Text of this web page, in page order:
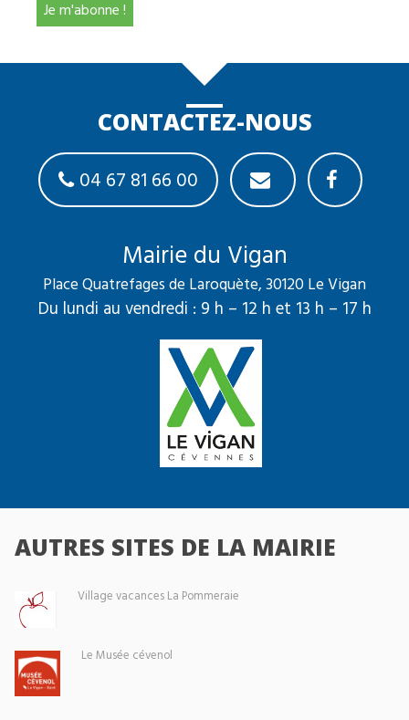
CONTACTEZ-NOUS
04 67 81 66 00
Mairie du Vigan
Place Quatrefages de Laroquète, 30120 Le Vigan
Du lundi au vendredi : 9 h – 12 h et 13 h – 17 h
AUTRES SITES DE LA MAIRIE
Village vacances La Pommeraie
Le Musée cévenol